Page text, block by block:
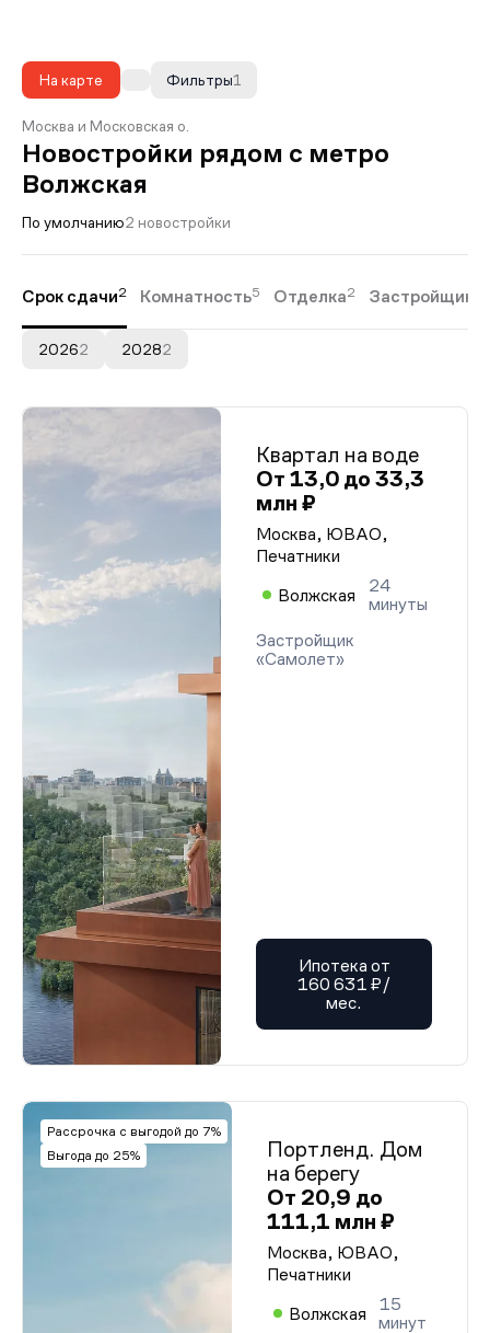
На карте 1
Фильтры
Москва и Московская о.
Новостройки рядом с метро
Волжская
По умолчанию2 новостройки
Срок сдачи2 Комнатность5 Отделка2 Застройщики
20262 20282
Квартал на воде
От 13,0 до 33,3
млн ₽
Москва, ЮВАО,
Печатники
Волжская
24
минуты
Застройщик
«Самолет»
Ипотека от
160 631 ₽/
мес.
Рассрочка с выгодой до 7%
Выгода до 25%
Портленд. Дом
на берегу
От 20,9 до
111,1 млн ₽
Москва, ЮВАО,
Печатники
Волжская
15
минут